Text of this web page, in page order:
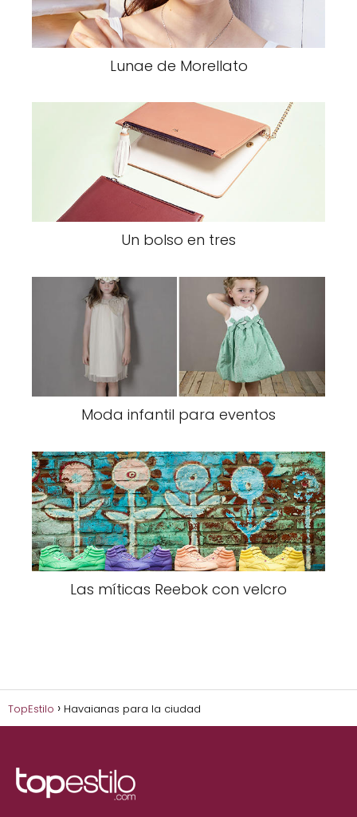
Lunae de Morellato
Un bolso en tres
Moda infantil para eventos
Las míticas Reebok con velcro
TopEstilo Havaianas para la ciudad